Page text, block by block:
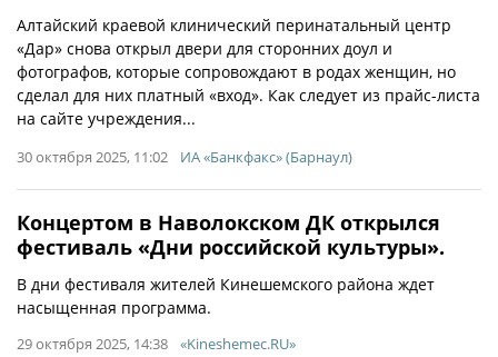
Алтайский краевой клинический перинатальный центр
«Дар» снова открыл двери для сторонних доул и
фотографов, которые сопровождают в родах женщин, но
сделал для них платный «вход». Как следует из прайс-листа
на сайте учреждения...
30 октября 2025, 11:02 ИА «Банкфакс» (Барнаул)
Концертом в Наволокском ДК открылся
фестиваль «Дни российской культуры».
В дни фестиваля жителей Кинешемского района ждет
насыщенная программа.
29 октября 2025, 14:38 «Kineshemec.RU»